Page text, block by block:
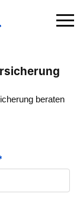
beraten